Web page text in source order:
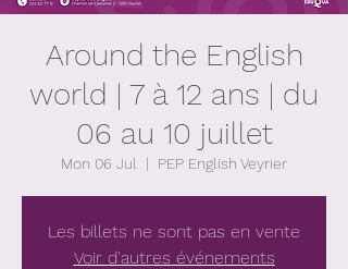
Around the English
world | 7 à 12 ans | du
06 au 10 juillet
Mon 06 Jul
  |
PEP English Veyrier
Les billets ne sont pas en vente
Voir d'autres événements